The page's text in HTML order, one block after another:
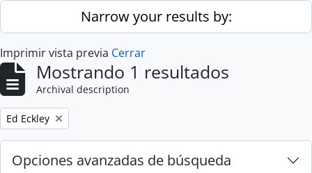
Skip to main contentNarrow your results by:
Imprimir vista previa Cerrar
Mostrando 1 resultados
Archival description
Remove filter:
Ed Eckley
Opciones avanzadas de búsqueda